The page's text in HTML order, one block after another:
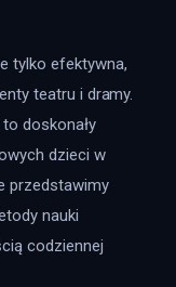
tylko efektywna,
teatru i dramy.
doskonały
dzieci w
przedstawimy
nauki
codziennej